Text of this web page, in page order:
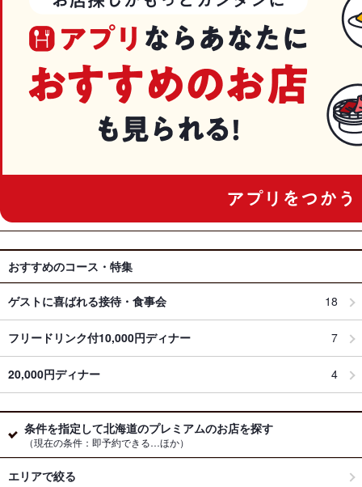
おすすめのコース・特集
ゲストに喜ばれる接待・食事会 18
フリードリンク付10,000円ディナー 7
20,000円ディナー 4
条件を指定して北海道のプレミアムのお店を探す
（現在の条件：即予約できる…ほか）
エリアで絞る